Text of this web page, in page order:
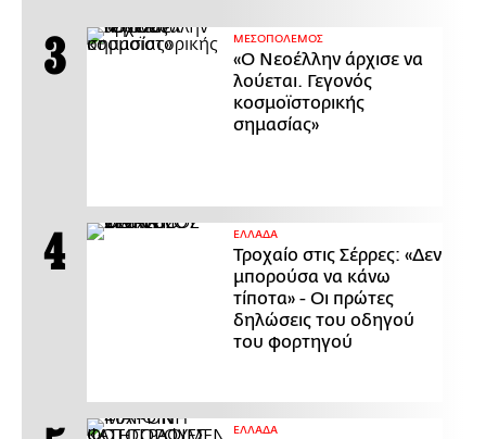
ΜΕΣΟΠΟΛΕΜΟΣ
«Ο Νεοέλλην άρχισε να
λούεται. Γεγονός
κοσμοϊστορικής
σημασίας»
ΕΛΛΑΔΑ
Τροχαίο στις Σέρρες: «Δεν
μπορούσα να κάνω
τίποτα» - Οι πρώτες
δηλώσεις του οδηγού
του φορτηγού
ΕΛΛΑΔΑ